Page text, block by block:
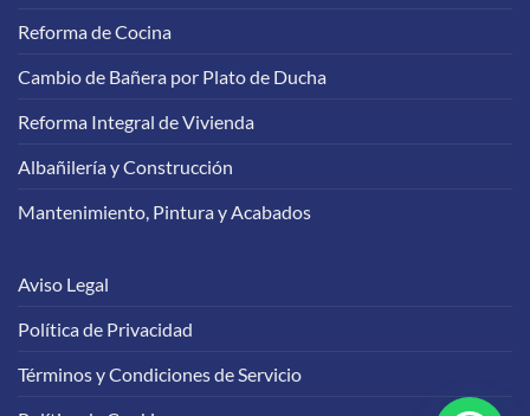
Reforma de Cocina
Cambio de Bañera por Plato de Ducha
Reforma Integral de Vivienda
Albañilería y Construcción
Mantenimiento, Pintura y Acabados
Aviso Legal
Política de Privacidad
Términos y Condiciones de Servicio